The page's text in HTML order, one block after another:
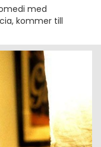
med
kommer till